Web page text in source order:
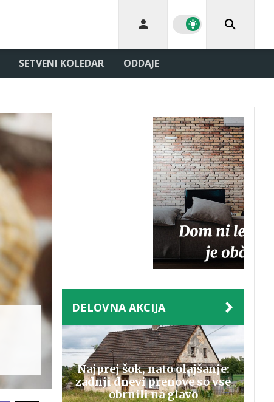
SETVENI KOLEDAR ODDAJE
DELOVNA AKCIJA
Najprej šok, nato olajšanje:
zadnji dnevi prenove so vse
obrnili na glavo